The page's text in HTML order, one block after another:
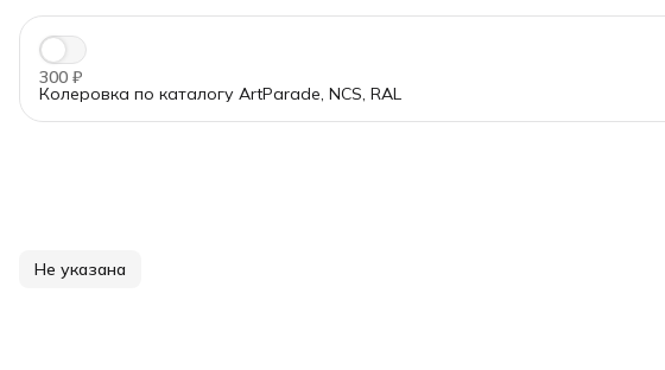
300 ₽
Колеровка по каталогу ArtParade, NCS, RAL
Не указана